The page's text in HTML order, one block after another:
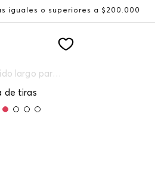
o superiores a $200.000
Vestido largo para dama de tiras